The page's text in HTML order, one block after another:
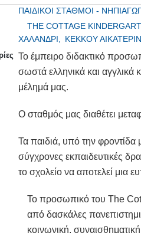
ΠΑΙΔΙΚΟΙ ΣΤΑΘΜΟΙ -
THE COTTAGE
ΧΑΛΑΝΔΡΙ,
ΚΕΚΚΟΥ
Το έμπειρο διδακτικό
σωστά ελληνικά και αγγλικά
μέλημά μας.
Ο σταθμός μας διαθέτει
Τα παιδιά, υπό την φροντίδα
σύγχρονες εκπαιδευτικές
το σχολείο να αποτελεί μια
Το προσωπικό του The
από δασκάλες
κοινωνική,